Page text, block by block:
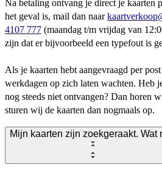
Na betaling ontvang je direct je kaarten
het geval is, mail dan naar
4107 777 (maandag t/m vrijdag van
zijn dat er bijvoorbeeld een typefout is
Als je kaarten hebt aangevraagd per
werkdagen op zich laten wachten. Heb
nog steeds niet ontvangen? Dan horen
sturen wij de kaarten dan nogmaals op.
Mijn kaarten zijn zoekgeraakt. Wat